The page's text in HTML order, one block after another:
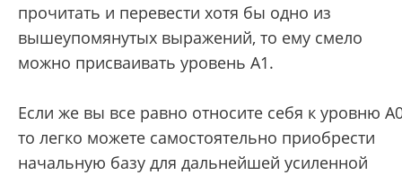
прочитать и перевести хотя бы одно из
вышеупомянутых выражений, то ему смело
можно присваивать уровень А1.
Если же вы все равно относите себя к уровню
то легко можете самостоятельно приобрести
начальную базу для дальнейшей усиленной